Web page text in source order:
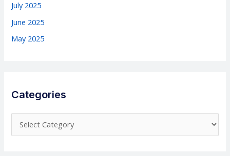
July 2025
June 2025
May 2025
Categories
a